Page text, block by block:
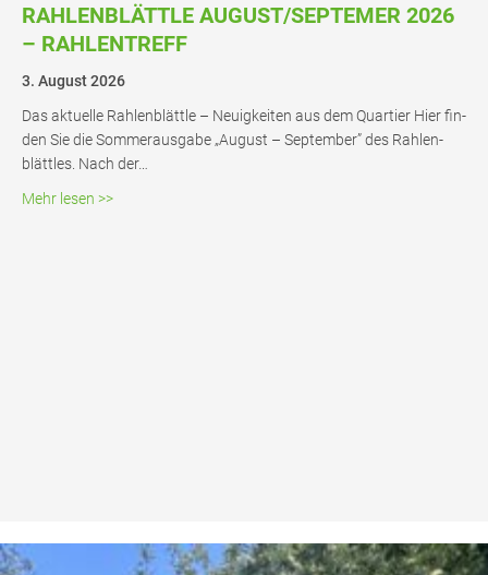
RAH­LEN­BLÄTT­LE AUGUST/SEPTEMER 2026
– RAHLENTREFF
3. August 2026
Das aktu­el­le Rah­len­blätt­le – Neu­ig­kei­ten aus dem Quar­tier Hier fin­
den Sie die Som­mer­aus­ga­be „August – Sep­tem­ber” des Rah­len­
blätt­les. Nach der…
Mehr lesen >>about Rah­len­blätt­le August/Septemer 2026 –